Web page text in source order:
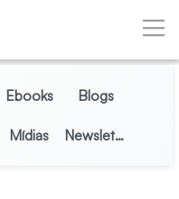
Ebooks Blogs
Mídias Newsletter